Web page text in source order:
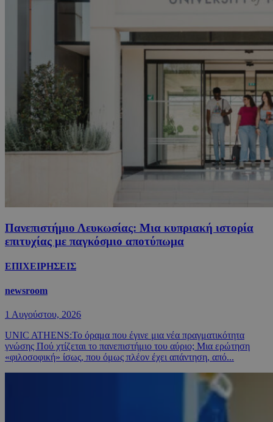
Πανεπιστήμιο Λευκωσίας: Μια κυπριακή ιστορία
επιτυχίας με παγκόσμιο αποτύπωμα
ΕΠΙΧΕΙΡΗΣΕΙΣ
newsroom
1 Αυγούστου, 2026
UNIC ATHENS:Το όραμα που έγινε μια νέα πραγματικότητα
γνώσης Πού χτίζεται το πανεπιστήμιο του αύριο; Mια ερώτηση
«φιλοσοφική» ίσως, που όμως πλέον έχει απάντηση, από...